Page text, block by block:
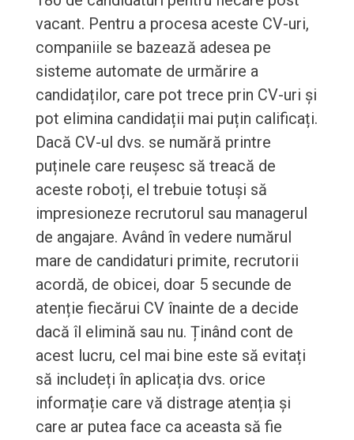
vacant. Pentru a procesa aceste CV-uri,
companiile se bazează adesea pe
sisteme automate de urmărire a
candidaților, care pot trece prin CV-uri și
pot elimina candidații mai puțin calificați.
Dacă CV-ul dvs. se numără printre
puținele care reușesc să treacă de
aceste roboți, el trebuie totuși să
impresioneze recrutorul sau managerul
de angajare. Având în vedere numărul
mare de candidaturi primite, recrutorii
acordă, de obicei, doar 5 secunde de
atenție fiecărui CV înainte de a decide
dacă îl elimină sau nu. Ținând cont de
acest lucru, cel mai bine este să evitați
să includeți în aplicația dvs. orice
informație care vă distrage atenția și
care ar putea face ca aceasta să fie